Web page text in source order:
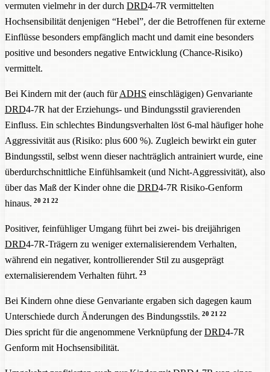
vermuten vielmehr in der durch DRD4-7R vermittelten
Hochsensibilität denjenigen “Hebel”, der die Betroffenen für externe
Einflüsse besonders empfänglich macht und damit eine besonders
positive und besonders negative Entwicklung (Chance-Risiko)
vermittelt.
Bei Kindern mit der (auch fürADHS einschlägigen) Genvariante
DRD4-7R hat der Erziehungs- und Bindungsstil gravierenden
Einfluss. Ein schlechtes Bindungsverhalten löst 6-mal häufiger hohe
Aggressivität aus (Risiko: plus 600 %). Zugleich bewirkt ein guter
Bindungsstil, selbst wenn dieser nachträglich antrainiert wurde, eine
überdurchschnittliche Einfühlsamkeit (und Nicht-Aggressivität), also
über das Maß der Kinder ohne die DRD4-7R Risiko-Genform
hinaus. 20 21 22
Positiver, feinfühliger Umgang führt bei zwei- bis dreijährigen
DRD4-7R-Trägern zu weniger externalisierendem Verhalten,
während ein negativer, kontrollierender Stil zu ausgeprägt
externalisierendem Verhalten führt. 23
Bei Kindern ohne diese Genvariante ergaben sich dagegen kaum
Unterschiede durch Änderungen des Bindungsstils. 20 21 22
Dies spricht für die angenommene Verknüpfung derDRD4-7R
Genform mit Hochsensibilität.